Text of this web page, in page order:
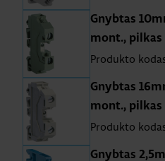
Gnybtas
mont., pilkas
Produkto
Gnybtas
mont., pilkas
Produkto
Gnybtas